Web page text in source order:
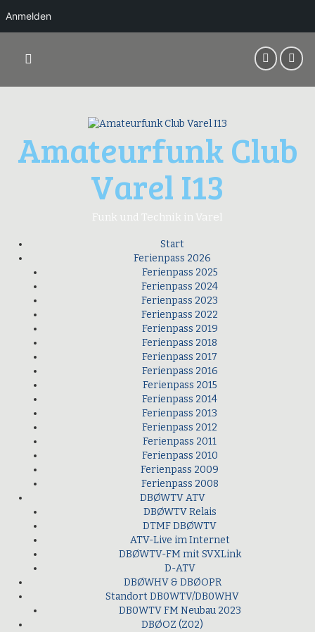
Inhalt
Amateurfunk Club
Varel I13
Funk und Technik in Varel
Start
Ferienpass 2026
Ferienpass 2025
Ferienpass 2024
Ferienpass 2023
Ferienpass 2022
Ferienpass 2019
Ferienpass 2018
Ferienpass 2017
Ferienpass 2016
Ferienpass 2015
Ferienpass 2014
Ferienpass 2013
Ferienpass 2012
Ferienpass 2011
Ferienpass 2010
Ferienpass 2009
Ferienpass 2008
DBØWTV ATV
DBØWTV Relais
DTMF DBØWTV
ATV-Live im Internet
DBØWTV-FM mit SVXLink
D-ATV
DBØWHV & DBØOPR
Standort DB0WTV/DB0WHV
DB0WTV FM Neubau 2023
DBØOZ (Z02)
Anmelden